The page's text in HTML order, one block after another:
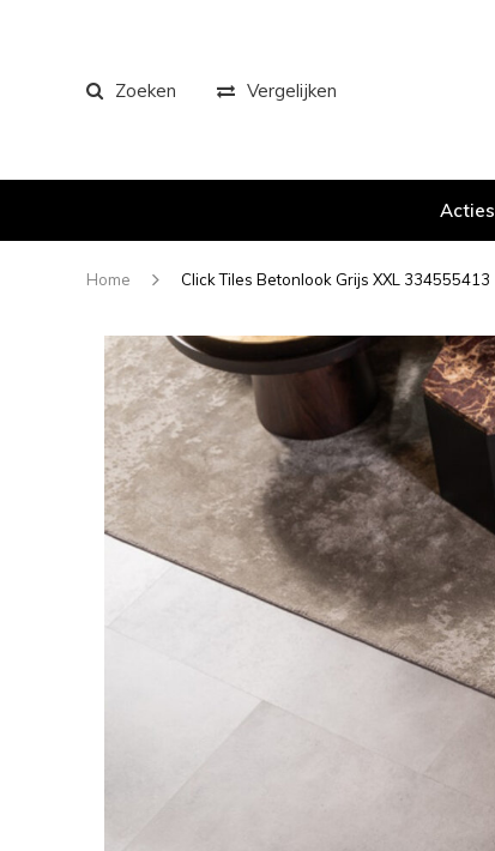
Zoeken Vergelijken
Acties
Home Click Tiles Betonlook Grijs XXL 334555413